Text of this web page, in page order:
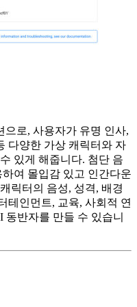
로, 사용자가 유명 인사,
다양한 가상 캐릭터와 자
있게 해줍니다. 첨단 음
여 몰입감 있고 인간다운
릭터의 음성, 성격, 배경
테인먼트, 교육, 사회적 연
반자를 만들 수 있습니